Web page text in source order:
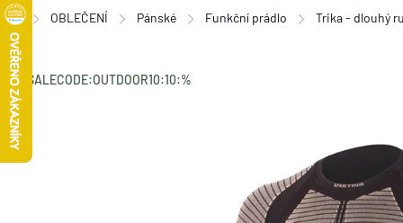
Domů
OBLEČENÍ Pánské Funkční prádlo Trika - dlouhý
SALECODE:OUTDOOR10:10:%